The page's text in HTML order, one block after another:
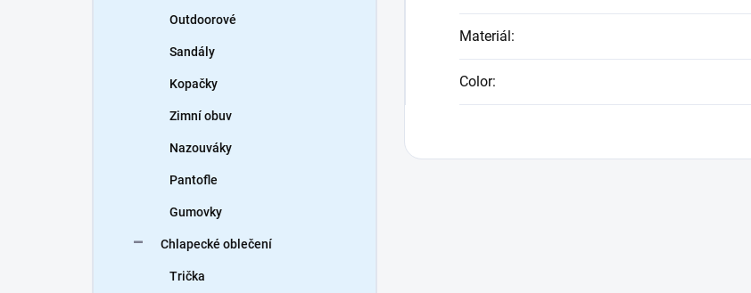
Outdoorové
Sandály
Kopačky
Zimní obuv
Nazouváky
Pantofle
Gumovky
Chlapecké oblečení
Trička
Materiál:
Color: